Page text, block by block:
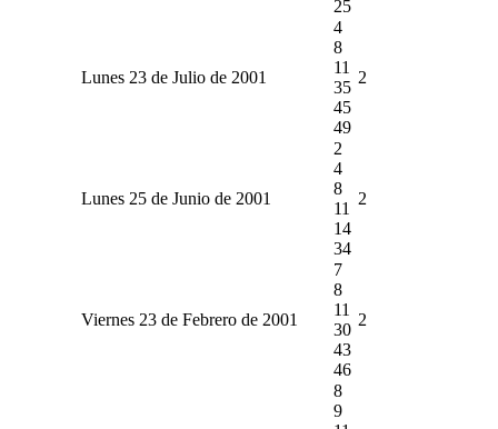
25
Lunes 23 de Julio de 2001
4
8
11
35
45
49
2
Lunes 25 de Junio de 2001
2
4
8
11
14
34
2
Viernes 23 de Febrero de 2001
7
8
11
30
43
46
2
8
9